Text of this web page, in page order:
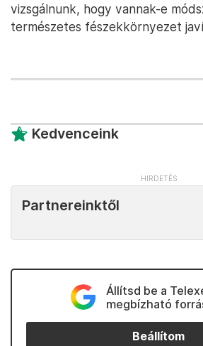
vizsgálnunk, hogy vannak-e
természetes fészekkörnyezet
Kedvenceink
Partnereinktől
Állítsd be a
megbízható
Beállítom